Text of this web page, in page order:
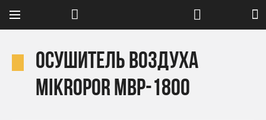
Осушитель воздуха
Mikropor MBP-1800